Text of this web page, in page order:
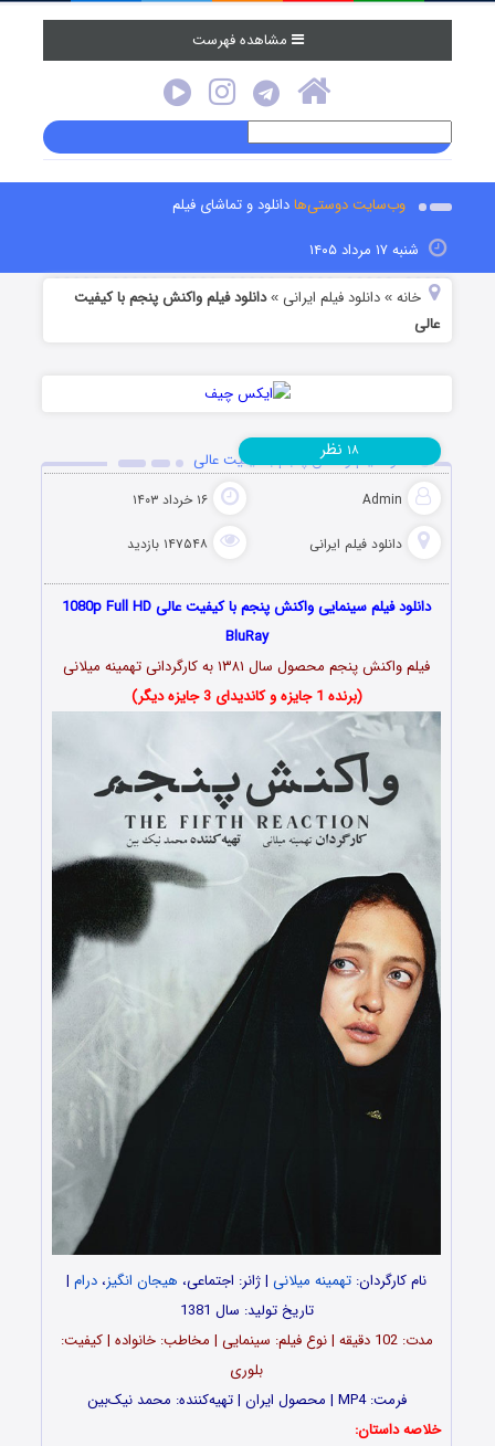
مشاهده فهرست
وب‌سایت دوستی‌هادانلود و تماشای فیلم
شنبه ۱۷ مرداد ۱۴۰۵
خانه »دانلود فیلم‌ ایرانی »دانلود فیلم واکنش پنجم با کیفیت
عالی
دانلود فیلم واکنش پنجم با کیفیت عالی
Admin ۱۶ خرداد ۱۴۰۳
دانلود فیلم‌ ایرانی ۱۴۷۵۴۸ بازدید
۱۸ نظر
دانلود فیلم سینمایی واکنش پنجم با کیفیت عالی 1080p Full HD
BluRay
فیلم واکنش پنجم محصول سال ۱۳۸۱ به کارگردانی تهمینه میلانی
(برنده 1 جایزه و کاندیدای 3 جایزه دیگر)
نام کارگردان: تهمینه میلانی | ژانر: اجتماعی، هیجان انگیز، درام |
تاریخ تولید: سال 1381
مدت‌‌‌: 102 دقیقه | نوع فیلم: سینمایی | مخاطب: خانواده | کیفیت:
بلوری
فرمت: MP4 | محصول ایران | تهیه‎‌کننده: محمد نیک‌بین
خلاصه داستان: